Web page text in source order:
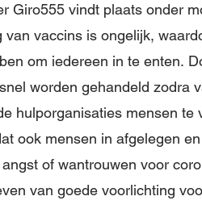
Giro555 vindt plaats onder
vaccins is ongelijk,
om iedereen in te enten.
worden gehandeld zodra
hulporganisaties mensen te
ook mensen in afgelegen
of wantrouwen voor
van goede voorlichting